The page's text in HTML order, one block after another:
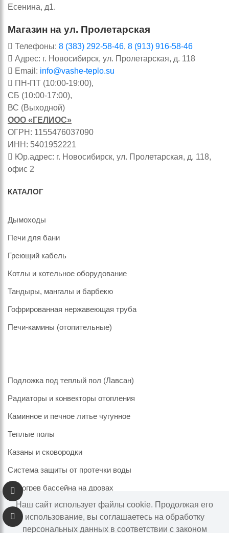
Есенина, д1.
Магазин на ул. Пролетарская
Телефоны: 8 (383) 292-58-46, 8 (913) 916-58-46
Адрес: г. Новосибирск, ул. Пролетарская, д. 118
Email: info@vashe-teplo.su
ПН-ПТ (10:00-19:00),
СБ (10:00-17:00),
ВС (Выходной)
ООО «ГЕЛИОС»
ОГРН: 1155476037090
ИНН: 5401952221
Юр.адрес: г. Новосибирск, ул. Пролетарская, д. 118,
офис 2
КАТАЛОГ
Дымоходы
Печи для бани
Греющий кабель
Котлы и котельное оборудование
Тандыры, мангалы и барбекю
Гофрированная нержавеющая труба
Печи-камины (отопительные)
Подложка под теплый пол (Лавсан)
Радиаторы и конвекторы отопления
Каминное и печное литье чугунное
Теплые полы
Казаны и сковородки
Система защиты от протечки воды
Подогрев бассейна на дровах
Наш сайт использует файлы cookie. Продолжая его
использование, вы соглашаетесь на обработку
персональных данных в соответствии с законом